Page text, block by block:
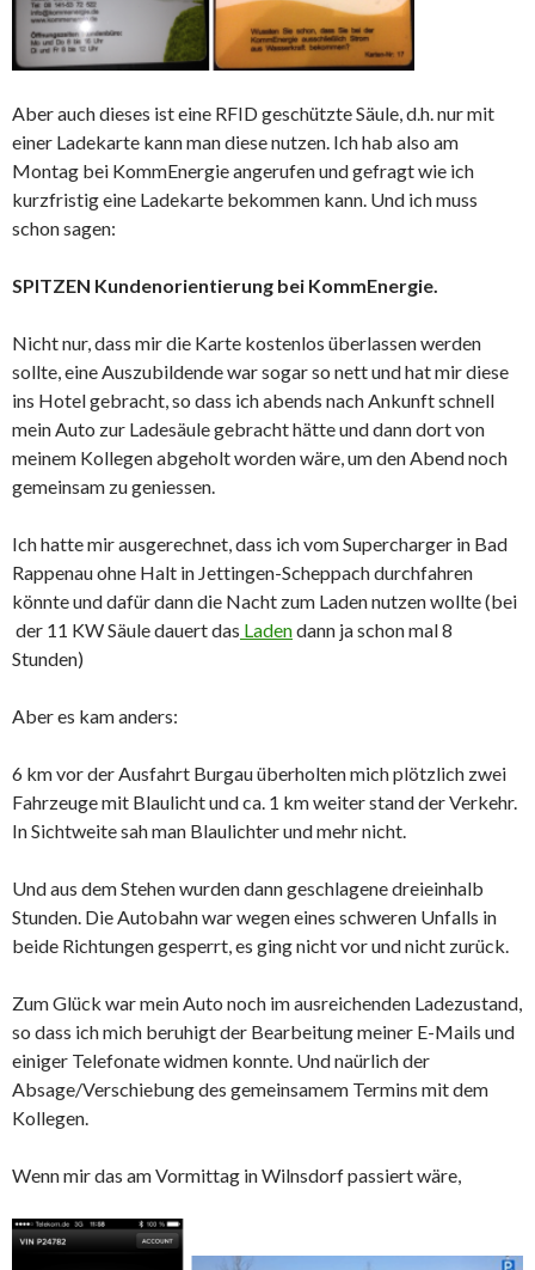
Aber auch dieses ist eine RFID geschützte Säule, d.h. nur mit
einer Ladekarte kann man diese nutzen. Ich hab also am
Montag bei KommEnergie angerufen und gefragt wie ich
kurzfristig eine Ladekarte bekommen kann. Und ich muss
schon sagen:
SPITZEN Kundenorientierung bei KommEnergie.
Nicht nur, dass mir die Karte kostenlos überlassen werden
sollte, eine Auszubildende war sogar so nett und hat mir diese
ins Hotel gebracht, so dass ich abends nach Ankunft schnell
mein Auto zur Ladesäule gebracht hätte und dann dort von
meinem Kollegen abgeholt worden wäre, um den Abend noch
gemeinsam zu geniessen.
Ich hatte mir ausgerechnet, dass ich vom Supercharger in Bad
Rappenau ohne Halt in Jettingen-Scheppach durchfahren
könnte und dafür dann die Nacht zum Laden nutzen wollte (bei
der 11 KW Säule dauert das Ladendann ja schon mal 8
Stunden)
Aber es kam anders:
6 km vor der Ausfahrt Burgau überholten mich plötzlich zwei
Fahrzeuge mit Blaulicht und ca. 1 km weiter stand der Verkehr.
In Sichtweite sah man Blaulichter und mehr nicht.
Und aus dem Stehen wurden dann geschlagene dreieinhalb
Stunden. Die Autobahn war wegen eines schweren Unfalls in
beide Richtungen gesperrt, es ging nicht vor und nicht zurück.
Zum Glück war mein Auto noch im ausreichenden Ladezustand,
so dass ich mich beruhigt der Bearbeitung meiner E-Mails und
einiger Telefonate widmen konnte. Und naürlich der
Absage/Verschiebung des gemeinsamem Termins mit dem
Kollegen.
Wenn mir das am Vormittag in Wilnsdorf passiert wäre,